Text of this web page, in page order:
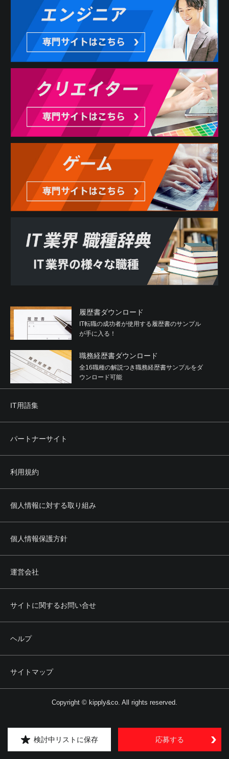
検討中リストに保存 応募する
履歴書ダウンロード
IT転職の成功者が使用する履歴書のサンプル
が手に入る！
職務経歴書ダウンロード
全16職種の解説つき職務経歴書サンプルをダ
ウンロード可能
IT用語集
パートナーサイト
利用規約
個人情報に対する取り組み
個人情報保護方針
運営会社
サイトに関するお問い合せ
ヘルプ
サイトマップ
Copyright © kipply&co. All rights reserved.